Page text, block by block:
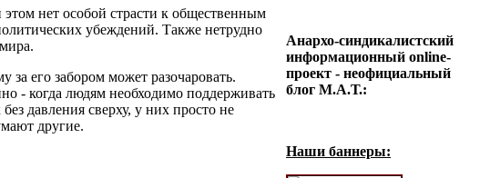
нет особой страсти к общественным
убеждений. Также нетрудно
его забором может разочаровать.
- когда людям необходимо поддерживать
давления сверху, у них просто не
другие.
Анархо-синдикалистский
информационный online-
проект - неофициальный
блог М.А.Т.:
Наши баннеры: